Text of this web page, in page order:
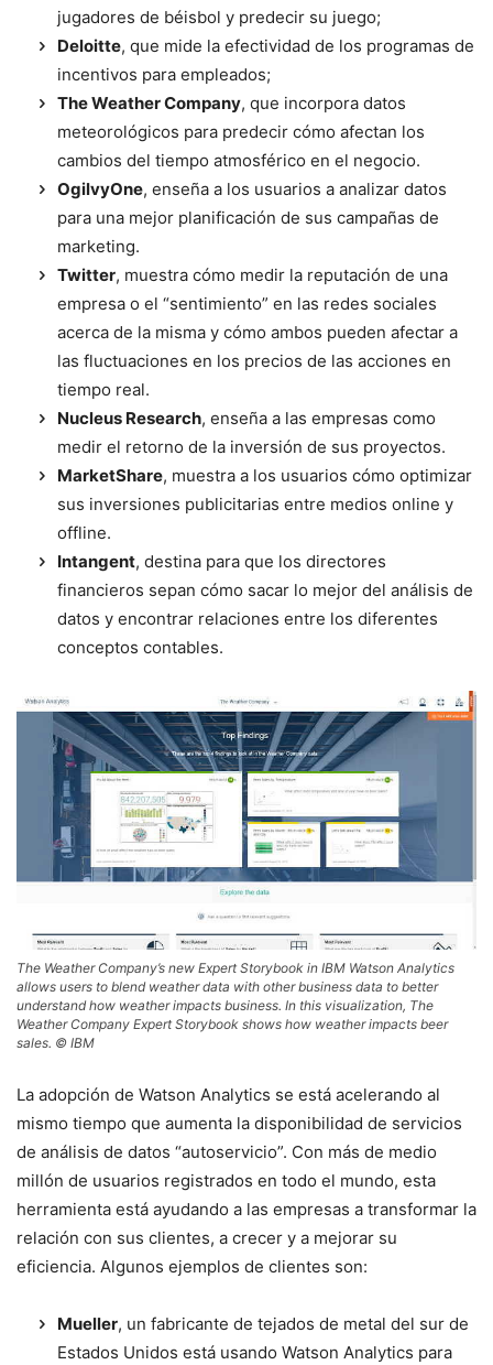
jugadores de béisbol y predecir su juego;
Deloitte, que mide la efectividad de los programas de
incentivos para empleados;
The Weather Company, que incorpora datos
meteorológicos para predecir cómo afectan los
cambios del tiempo atmosférico en el negocio.
OgilvyOne, enseña a los usuarios a analizar datos
para una mejor planificación de sus campañas de
marketing.
Twitter, muestra cómo medir la reputación de una
empresa o el “sentimiento” en las redes sociales
acerca de la misma y cómo ambos pueden afectar a
las fluctuaciones en los precios de las acciones en
tiempo real.
Nucleus Research, enseña a las empresas como
medir el retorno de la inversión de sus proyectos.
MarketShare, muestra a los usuarios cómo optimizar
sus inversiones publicitarias entre medios online y
offline.
Intangent, destina para que los directores
financieros sepan cómo sacar lo mejor del análisis de
datos y encontrar relaciones entre los diferentes
conceptos contables.
The Weather Company’s new Expert Storybook in IBM Watson Analytics
allows users to blend weather data with other business data to better
understand how weather impacts business. In this visualization, The
Weather Company Expert Storybook shows how weather impacts beer
sales. © IBM
La adopción de Watson Analytics se está acelerando al
mismo tiempo que aumenta la disponibilidad de servicios
de análisis de datos “autoservicio”. Con más de medio
millón de usuarios registrados en todo el mundo, esta
herramienta está ayudando a las empresas a transformar la
relación con sus clientes, a crecer y a mejorar su
eficiencia. Algunos ejemplos de clientes son:
Mueller, un fabricante de tejados de metal del sur de
Estados Unidos está usando Watson Analytics para